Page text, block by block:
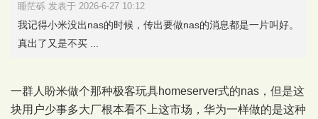
睡茫砾 发表于 2026-6-27 10:12
我记得小米没出nas的时候，传出要做nas的消息都是一片叫好。
真出了又是不买 ...
一群人盼米做个那种极客玩具homeserver式的nas，但是这
块用户少事多大厂根本看不上这市场，华为一样做的是这种